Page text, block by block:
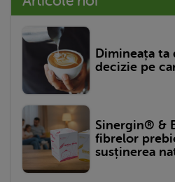
Dimineața ta
decizie pe
Sinergin® &
fibrelor
susținerea